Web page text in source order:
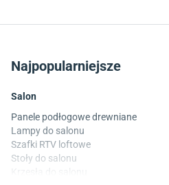
Najpopularniejsze
Salon
Panele podłogowe drewniane
Lampy do salonu
Szafki RTV loftowe
Stoły do salonu